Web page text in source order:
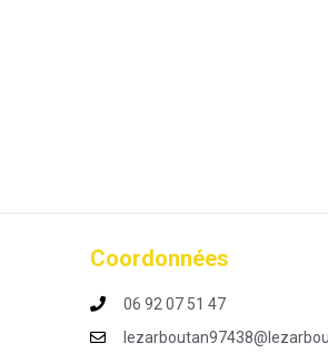
Coordonnées
06 92 07 51 47